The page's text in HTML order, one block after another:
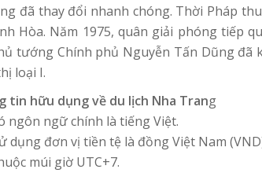
đã thay đổi nhanh chóng. Thời Pháp
Hòa. Năm 1975, quân giải phóng tiếp
tướng Chính phủ Nguyễn Tấn Dũng đã
loại I.
tin hữu dụng về du lịch Nha Trang
ngôn ngữ chính là tiếng Việt.
dụng đơn vị tiền tệ là đồng Việt Nam
múi giờ UTC+7.